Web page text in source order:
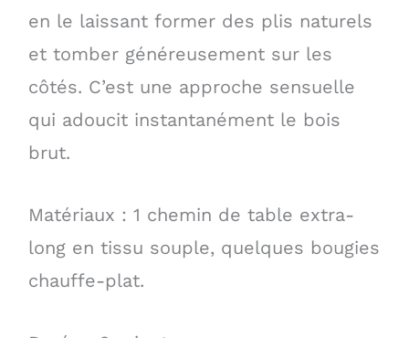
en le laissant former des plis naturels
et tomber généreusement sur les
côtés. C’est une approche sensuelle
qui adoucit instantanément le bois
brut.
Matériaux : 1 chemin de table extra-
long en tissu souple, quelques bougies
chauffe-plat.